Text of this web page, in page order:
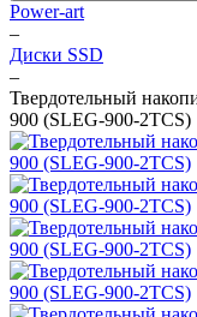
Power-art
–
Диски SSD
–
Твердотельный
900 (SLEG-900-2TCS)